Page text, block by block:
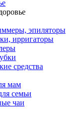
эпиляторы
ирригаторы
средства
мам
семьи
чаи